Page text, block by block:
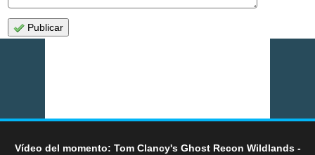
Publicar
Vídeo del momento: Tom Clancy's Ghost Recon Wildlands -